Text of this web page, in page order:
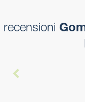
recensioni